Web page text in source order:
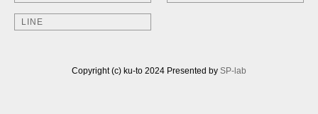
LINE
Copyright (c) ku-to 2024 Presented by SP-lab